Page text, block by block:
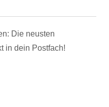
Die neusten
in dein Postfach!